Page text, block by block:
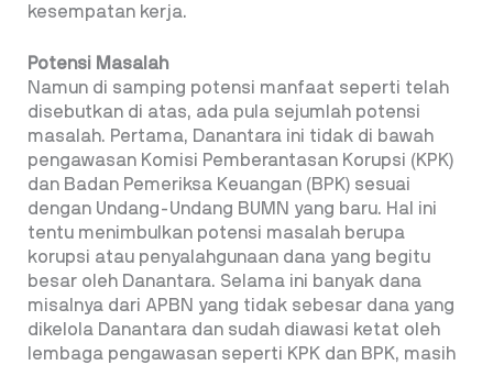
kesempatan kerja.
Potensi Masalah
Namun di samping potensi manfaat seperti telah
disebutkan di atas, ada pula sejumlah potensi
masalah. Pertama, Danantara ini tidak di bawah
pengawasan Komisi Pemberantasan Korupsi (KPK)
dan Badan Pemeriksa Keuangan (BPK) sesuai
dengan Undang-Undang BUMN yang baru. Hal ini
tentu menimbulkan potensi masalah berupa
korupsi atau penyalahgunaan dana yang begitu
besar oleh Danantara. Selama ini banyak dana
misalnya dari APBN yang tidak sebesar dana yang
dikelola Danantara dan sudah diawasi ketat oleh
lembaga pengawasan seperti KPK dan BPK, masih